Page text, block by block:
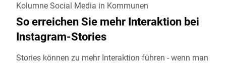
Kolumne Social Media in Kommunen
So erreichen Sie mehr Interaktion bei
Instagram-Stories
Stories können zu mehr Interaktion führen - wenn man